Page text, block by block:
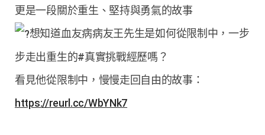
更是一段關於重生、堅持與勇氣的故事​
想知道血友病病友王先生是如何從限制中，一步
步走出重生的#真實挑戰經歷嗎？
看見他從限制中，慢慢走回自由的故事​：
https://reurl.cc/WbYNk7